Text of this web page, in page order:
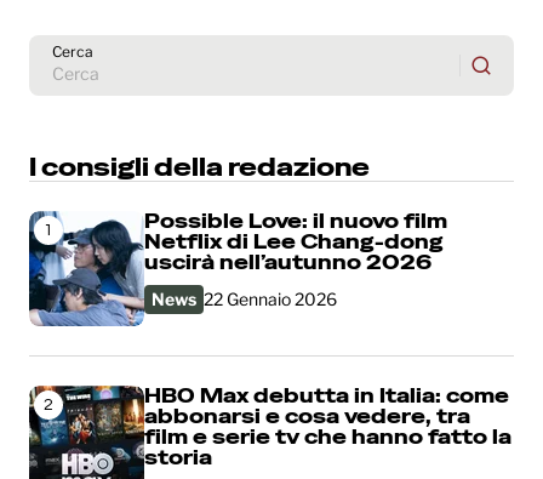
Cerca
I consigli della redazione
1
Possible Love: il nuovo film
Netflix di Lee Chang-dong
uscirà nell’autunno 2026
News 22 Gennaio 2026
2
HBO Max debutta in Italia: come
abbonarsi e cosa vedere, tra
film e serie tv che hanno fatto la
storia